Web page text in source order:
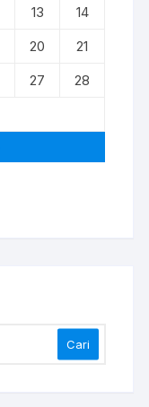
13
14
20
21
27
28
Cari